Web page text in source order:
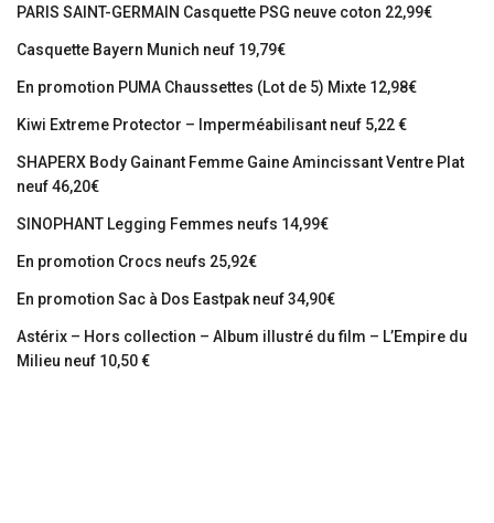
PARIS SAINT-GERMAIN Casquette PSG neuve coton 22,99€
Casquette Bayern Munich neuf 19,79€
En promotion PUMA Chaussettes (Lot de 5) Mixte 12,98€
Kiwi Extreme Protector – Imperméabilisant neuf 5,22 €
SHAPERX Body Gainant Femme Gaine Amincissant Ventre Plat
neuf 46,20€
SINOPHANT Legging Femmes neufs 14,99€
En promotion Crocs neufs 25,92€
En promotion Sac à Dos Eastpak neuf 34,90€
Astérix – Hors collection – Album illustré du film – L’Empire du
Milieu neuf 10,50 €